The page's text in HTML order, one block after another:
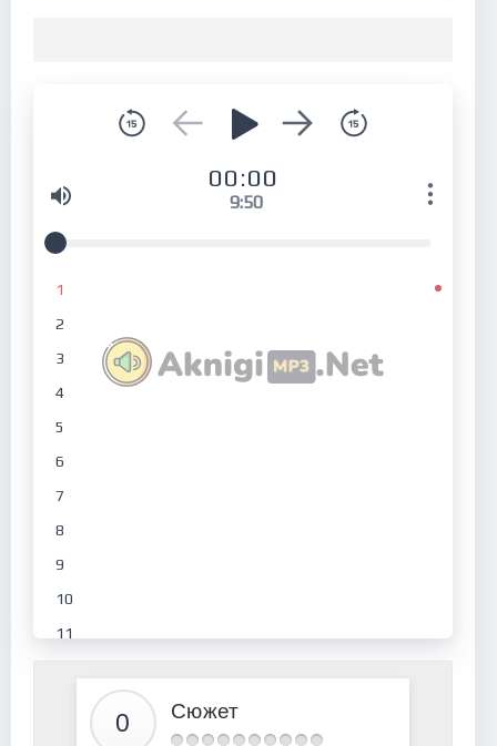
00:00
9:50
1
2
3
4
5
6
7
8
9
10
11
Сюжет